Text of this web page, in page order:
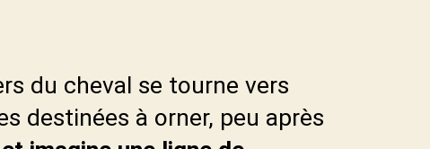
du cheval se tourne vers
destinées à orner, peu après